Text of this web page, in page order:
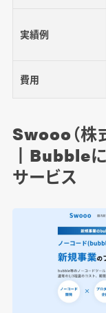
実績例
費用
Swooo（株
丨Bubble
サービス